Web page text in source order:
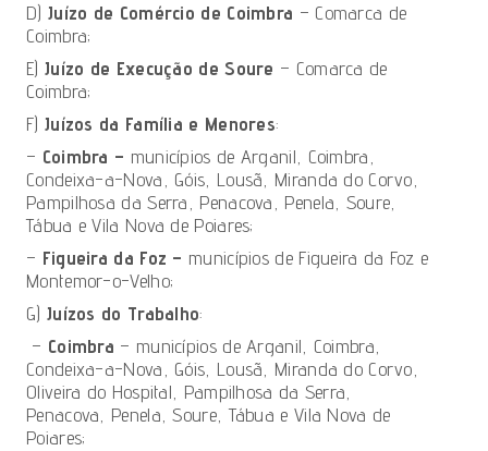
D) Juízo de Comércio de Coimbra – Comarca de
Coimbra;
E) Juízo de Execução de Soure – Comarca de
Coimbra;
F) Juízos da Família e Menores:
– Coimbra – municípios de Arganil, Coimbra,
Condeixa-a-Nova, Góis, Lousã, Miranda do Corvo,
Pampilhosa da Serra, Penacova, Penela, Soure,
Tábua e Vila Nova de Poiares;
– Figueira da Foz – municípios de Figueira da Foz e
Montemor-o-Velho;
G) Juízos do Trabalho:
– Coimbra – municípios de Arganil, Coimbra,
Condeixa-a-Nova, Góis, Lousã, Miranda do Corvo,
Oliveira do Hospital, Pampilhosa da Serra,
Penacova, Penela, Soure, Tábua e Vila Nova de
Poiares;